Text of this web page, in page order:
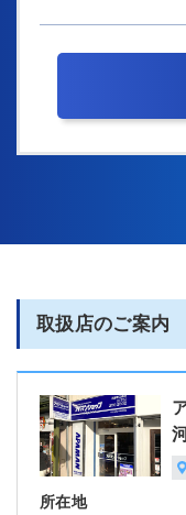
取扱店のご案内
所在地